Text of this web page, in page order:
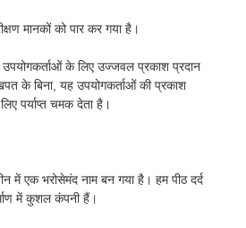
मानकों को पार कर गया है।
के लिए उज्जवल प्रकाश प्रदान
के बिना, यह उपयोगकर्ताओं की प्रकाश
पर्याप्त चमक देता है।
में एक भरोसेमंद नाम बन गया है। हम पीठ दर्द
में कुशल कंपनी हैं।